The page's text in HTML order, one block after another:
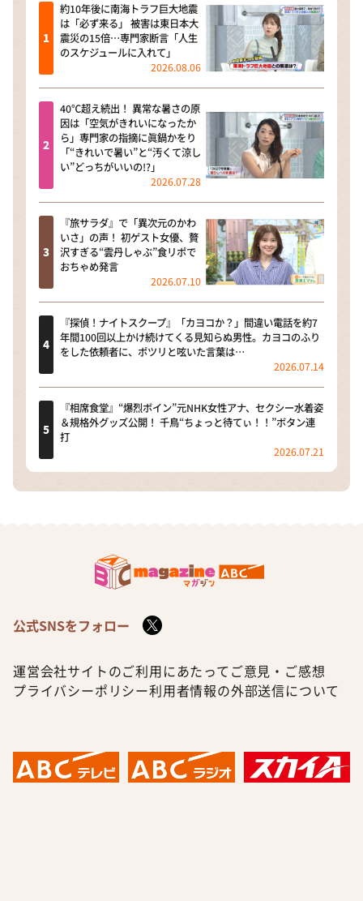
約10年後に南海トラフ巨大地震
は「必ず来る」 被害は東日本大
震災の15倍…専門家断言「人生
のスケジュールに入れて」
2026.08.06
40℃超え続出！ 異常な暑さの原
因は「空気がきれいになったか
ら」専門家の指摘に眞鍋かをり
「“きれいで暑い”と“汚くて涼し
い”どっちがいいの!?」
2026.07.28
『旅サラダ』で「異次元のかわ
いさ」の声！ 初ゲスト女優、贅
沢すぎる“雲丹しゃぶ”食リポで
おちゃめ発言
2026.07.10
『探偵！ナイトスクープ』「カヨコか？」間違い電話を約7
年間100回以上かけ続けてくる見知らぬ男性。カヨコのふり
をした依頼者に、ポツリと呟いた言葉は…
2026.07.14
『相席食堂』“爆烈ボイン”元NHK女性アナ、セクシー水着姿
＆規格外グッズ公開！ 千鳥“ちょっと待てぃ！！”ボタン連
打
2026.07.21
公式SNSをフォロー
運営会社サイトのご利用にあたって ご意見・ご感想
プライバシーポリシー利用者情報の外部送信について